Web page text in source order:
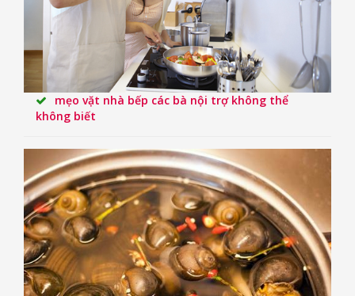
mẹo vặt nhà bếp các bà nội trợ không thể
không biết